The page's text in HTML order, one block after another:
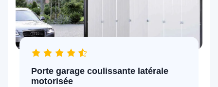
Porte garage coulissante latérale
motorisée